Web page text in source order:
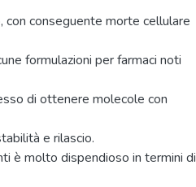
con conseguente morte cellulare
formulazioni per farmaci noti
di ottenere molecole con
e rilascio.
è molto dispendioso in termini di